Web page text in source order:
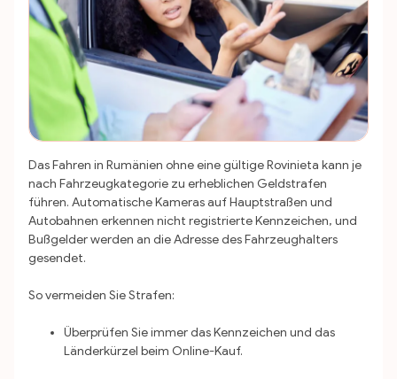
Das Fahren in Rumänien ohne eine gültige Rovinieta kann je
nach Fahrzeugkategorie zu erheblichen Geldstrafen
führen. Automatische Kameras auf Hauptstraßen und
Autobahnen erkennen nicht registrierte Kennzeichen, und
Bußgelder werden an die Adresse des Fahrzeughalters
gesendet.
So vermeiden Sie Strafen:
Überprüfen Sie immer das Kennzeichen und das
Länderkürzel beim Online-Kauf.